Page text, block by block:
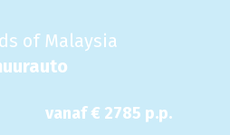
of Malaysia
vanaf € 2785 p.p.